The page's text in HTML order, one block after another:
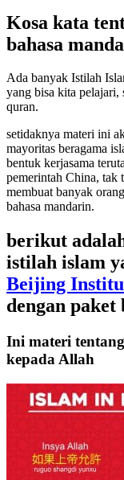
Kosa kata
bahasa
Ada banyak Istilah
yang bisa kita
quran.
setidaknya materi ini
mayoritas beragama
bentuk kerjasama
pemerintah China, tak
membuat banyak
bahasa mandarin.
berikut
istilah islam
Beijing
dengan
Ini materi
kepada Allah